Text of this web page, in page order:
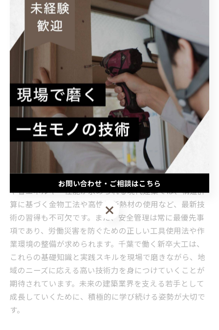
ます。安全管理を疎かにせず、確かな技術で地域社会に
貢献することが大切です。
千葉の現場で磨く技術力と未来の建築業界を担
う若手の姿
千葉県は豊かな自然環境と都市機能が調和した地域であ
り、建築業界においても多様な工事が日々進行していま
す。新卒大工にとって、伝統的な木造建築技術と最新の
建築工法の両方を学べる貴重な環境と言えるでしょう。
例えば、木材の特性を活かした「木組み」や「仕口・継
手」の技術は、日本の伝統建築の基本であり、千葉では
今なお多くの現場で活用されています。一方で、耐震性
や省エネルギー性能が求められる現代建築では、構造計
算に基づく金物工法や高性能断熱材の使用など、最新技
術の習得も不可欠です。また、安全管理は常に最優先事
項であり、労働災害を防ぐための正しい工具使用法や作
業環境の整備が求められます。千葉で働く新卒大工は、
これらの基礎知識と実践スキルを現場で磨きながら、地
域のニーズに応える高い技術力を身につけていくことが
期待されています。未来の建築業界を支える若手として
成長していくために、積極的に学び続ける姿勢が大切で
す。
お問い合わせ・ご相談はこちら
お問い合わせ・ご相談はこちら